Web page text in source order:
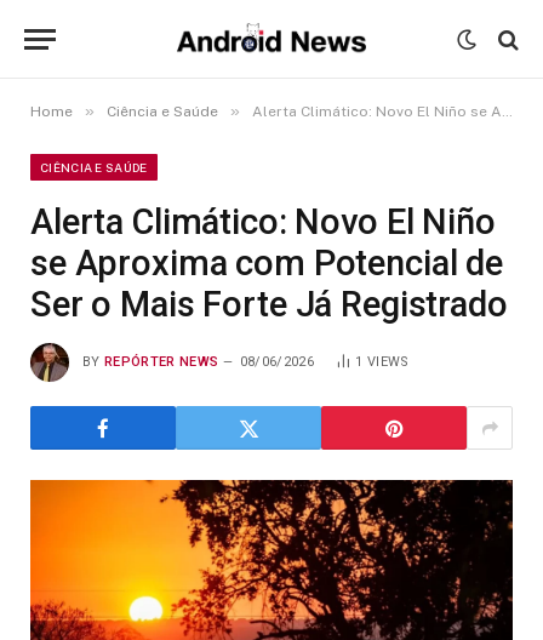
Home » Ciência e Saúde » Alerta Climático: Novo El Niño se Aproxima com Potencial de Ser o Mais Forte Já Registrado
CIÊNCIA E SAÚDE
Alerta Climático: Novo El Niño
se Aproxima com Potencial de
Ser o Mais Forte Já Registrado
BY REPÓRTER NEWS 08/06/2026 1 VIEWS